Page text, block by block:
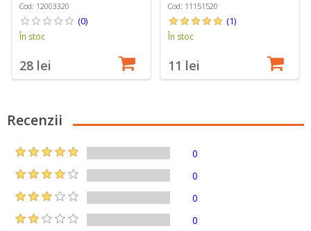
Cod: 12003320
(0)
În stoc
28 lei
Cod: 11151520
(1)
În stoc
11 lei
Recenzii
0
0
0
0